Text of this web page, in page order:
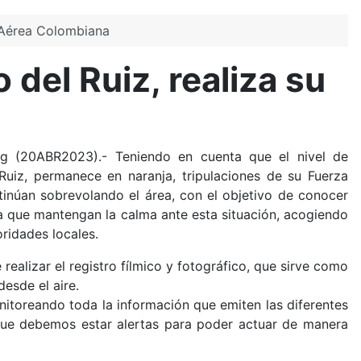
Colombiana
Ruiz, realiza su
(20ABR2023).- Teniendo en cuenta que el nivel de
permanece en naranja, tripulaciones de su Fuerza
sobrevolando el área, con el objetivo de conocer
mantengan la calma ante esta situación, acogiendo
locales.
el registro fílmico y fotográfico, que sirve como
el aire.
toda la información que emiten las diferentes
debemos estar alertas para poder actuar de manera